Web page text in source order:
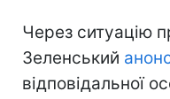
Через ситуацію
Зеленський
відповідальної